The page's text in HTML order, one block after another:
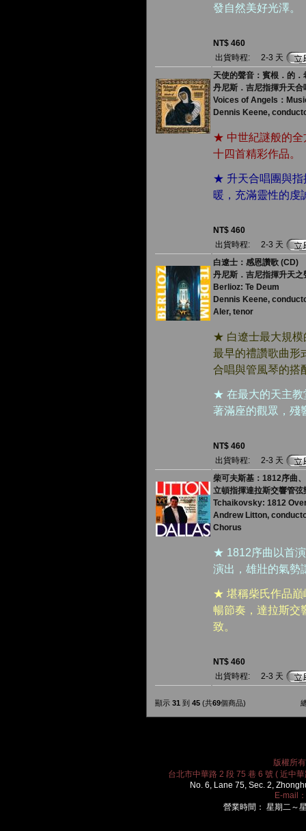
發自然美好光澤。
NT$ 460
出貨時程:
2-3 天
天使的聲音：賓根．的
丹尼斯．吉尼指揮升天合
Voices of Angels：
Dennis Keene,
★ 中世紀謎般的全
十四首精彩作品。
★ 升天合唱團與指
暖，充滿靈性的虔
NT$ 460
出貨時程:
2-3 天
白遼士：感恩讚歌 (CD)
丹尼斯．吉尼指揮升天
Berlioz: Te Deum
Dennis Keene,
Aler, tenor
★ 白遼士最大規模
最早的禮讚歌曲形
合唱與管風琴的搭
★ 在最大的天主教
著滿座的觀眾，殘
NT$ 460
出貨時程:
2-3 天
柴可夫斯基：1812序曲
立頓指揮達拉斯交響管弦
Tchaikovsky: 1812
Andrew Litton,
Chorus
★ 1812序曲以首
演出，雄壯的氣勢
★ 堪稱柴氏作品巔
暢節奏，達拉斯交
致。
NT$ 460
出貨時程:
2-3 天
顯示 31 到 45 (共69個商品)
版權所
台北市中華路 2 段 75 巷 6 號 ( 近中
No. 6, Lane 75, Sec. 2,
E-mail：
營業時間： 星期二～